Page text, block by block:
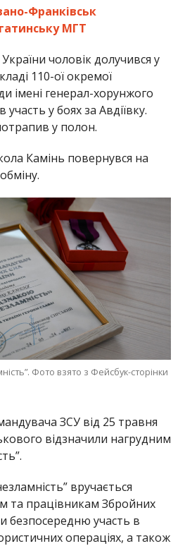
Франківськ
МГТ
чоловік долучився у
110-ої окремої
імені генерал-хорунжого
у боях за Авдіївку.
у полон.
Камінь повернувся на
Фото взято з Фейсбук-сторінки
ЗСУ від 25 травня
відзначили нагрудним
вручається
та працівникам Збройних
безпосередню участь в
операціях, а також